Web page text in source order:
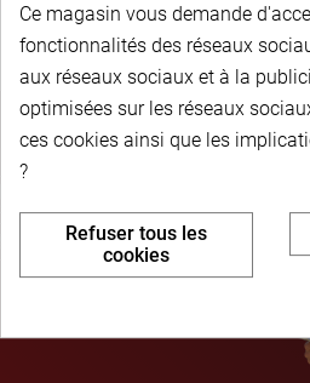
SÉCURISÉ
Ce magasin vous demande
fonctionnalités des réseaux
aux réseaux sociaux et à la
optimisées sur les réseaux
ces cookies ainsi que les
?
Refuser tous les
cookies